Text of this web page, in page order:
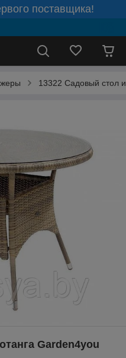
поставщика!
13322 Садовый стол
Garden4you